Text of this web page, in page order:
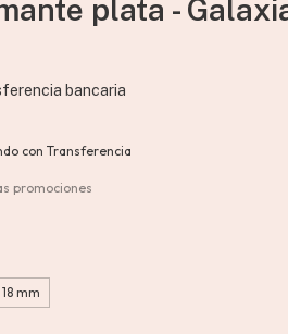
plata -
bancaria
con Transferencia
promociones
18 mm